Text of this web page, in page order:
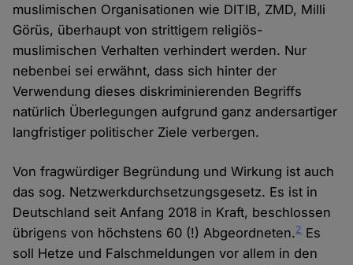
muslimischen Organisationen wie DITIB, ZMD, Milli
Görüs, überhaupt von strittigem religiös-
muslimischen Verhalten verhindert werden. Nur
nebenbei sei erwähnt, dass sich hinter der
Verwendung dieses diskriminierenden Begriffs
natürlich Überlegungen aufgrund ganz andersartiger
langfristiger politischer Ziele verbergen.
Von fragwürdiger Begründung und Wirkung ist auch
das sog. Netzwerkdurchsetzungsgesetz. Es ist in
Deutschland seit Anfang 2018 in Kraft, beschlossen
übrigens von höchstens 60 (!) Abgeordneten.2 Es
soll Hetze und Falschmeldungen vor allem in den